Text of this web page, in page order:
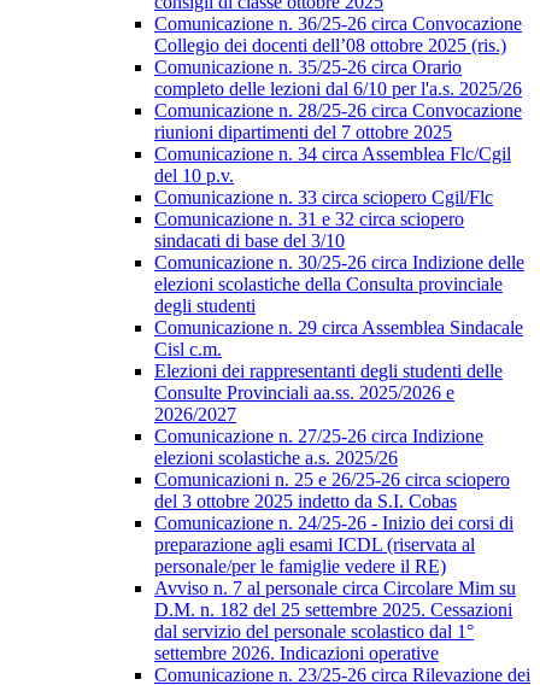
Comunicazione n. 36/25-26 circa Convocazione
Collegio dei docenti dell’08 ottobre 2025 (ris.)
Comunicazione n. 35/25-26 circa Orario
completo delle lezioni dal 6/10 per l'a.s. 2025/26
Comunicazione n. 28/25-26 circa Convocazione
riunioni dipartimenti del 7 ottobre 2025
Comunicazione n. 34 circa Assemblea Flc/Cgil
del 10 p.v.
Comunicazione n. 33 circa sciopero Cgil/Flc
Comunicazione n. 31 e 32 circa sciopero
sindacati di base del 3/10
Comunicazione n. 30/25-26 circa Indizione delle
elezioni scolastiche della Consulta provinciale
degli studenti
Comunicazione n. 29 circa Assemblea Sindacale
Cisl c.m.
Elezioni dei rappresentanti degli studenti delle
Consulte Provinciali aa.ss. 2025/2026 e
2026/2027
Comunicazione n. 27/25-26 circa Indizione
elezioni scolastiche a.s. 2025/26
Comunicazioni n. 25 e 26/25-26 circa sciopero
del 3 ottobre 2025 indetto da S.I. Cobas
Comunicazione n. 24/25-26 - Inizio dei corsi di
preparazione agli esami ICDL (riservata al
personale/per le famiglie vedere il RE)
Avviso n. 7 al personale circa Circolare Mim su
D.M. n. 182 del 25 settembre 2025. Cessazioni
dal servizio del personale scolastico dal 1°
settembre 2026. Indicazioni operative
Comunicazione n. 23/25-26 circa Rilevazione dei